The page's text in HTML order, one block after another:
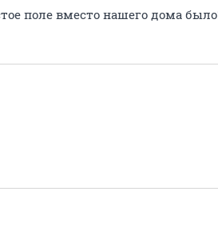
поле вместо нашего дома было